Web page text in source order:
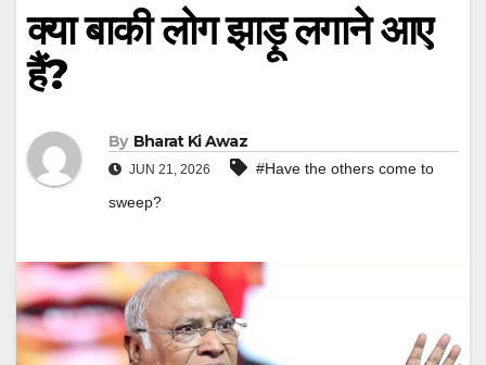
क्या बाकी लोग झाड़ू लगाने आए
हैं?
By Bharat Ki Awaz
JUN 21, 2026
#Have the others come to
sweep?